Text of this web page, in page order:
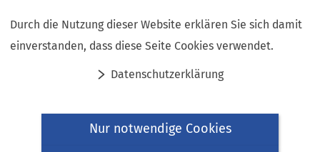
Durch die Nutzung dieser Website erklären Sie sich damit
einverstanden, dass diese Seite Cookies verwendet.
Datenschutzerklärung
Nur notwendige Cookies
Inhalt anspringen